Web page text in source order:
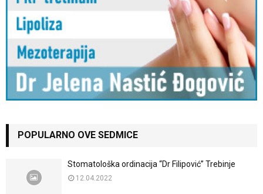
POPULARNO OVE SEDMICE
Stomatološka ordinacija “Dr Filipović” Trebinje
12.04.2022